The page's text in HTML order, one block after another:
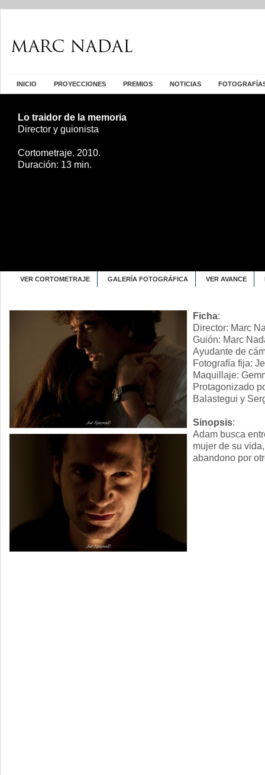
INICIO PROYECCIONES PREMIOS NOTICIAS
Lo traidor de la memoria
Director y guionista
Cortometraje. 2010.
Duración: 13 min.
VER CORTOMETRAJE GALERÍA FOTOGRÁFICA VER AVANCE
Ficha:
Director: Marc
Guión: Marc
Ayudante de
Fotografía fija:
Maquillaje:
Protagonizado
Balastegui y
Sinopsis:
Adam busca
mujer de su
abandono por